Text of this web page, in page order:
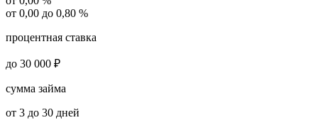
от 0,00 до 0,80 %
процентная ставка
до 30 000 ₽
сумма займа
от 3 до 30 дней